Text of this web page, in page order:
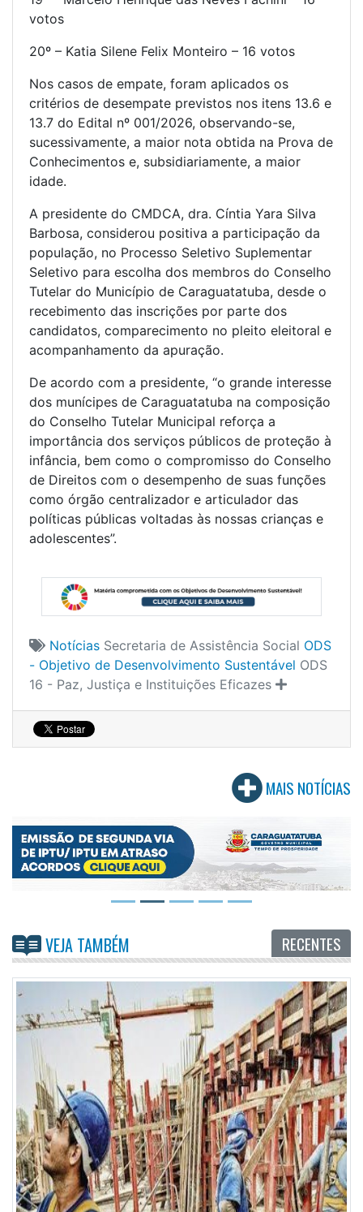
votos
20º – Katia Silene Felix Monteiro – 16 votos
Nos casos de empate, foram aplicados os
critérios de desempate previstos nos itens 13.6 e
13.7 do Edital nº 001/2026, observando-se,
sucessivamente, a maior nota obtida na Prova de
Conhecimentos e, subsidiariamente, a maior
idade.
A presidente do CMDCA, dra. Cíntia Yara Silva
Barbosa, considerou positiva a participação da
população, no Processo Seletivo Suplementar
Seletivo para escolha dos membros do Conselho
Tutelar do Município de Caraguatatuba, desde o
recebimento das inscrições por parte dos
candidatos, comparecimento no pleito eleitoral e
acompanhamento da apuração.
De acordo com a presidente, “o grande interesse
dos munícipes de Caraguatatuba na composição
do Conselho Tutelar Municipal reforça a
importância dos serviços públicos de proteção à
infância, bem como o compromisso do Conselho
de Direitos com o desempenho de suas funções
como órgão centralizador e articulador das
políticas públicas voltadas às nossas crianças e
adolescentes”.
Notícias Secretaria de Assistência Social ODS
- Objetivo de Desenvolvimento Sustentável ODS
16 - Paz, Justiça e Instituições Eficazes
MAIS NOTÍCIAS
VEJA TAMBÉM RECENTES